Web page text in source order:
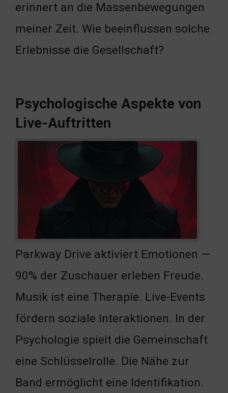
erinnert an die Massenbewegungen
meiner Zeit. Wie beeinflussen solche
Erlebnisse die Gesellschaft?
Psychologische Aspekte von
Live-Auftritten
Parkway Drive aktiviert Emotionen —
90% der Zuschauer erleben Freude.
Musik ist eine Therapie. Live-Events
fördern soziale Interaktionen. In der
Psychologie spielt die Gemeinschaft
eine Schlüsselrolle. Die Nähe zur
Band ermöglicht eine Identifikation.